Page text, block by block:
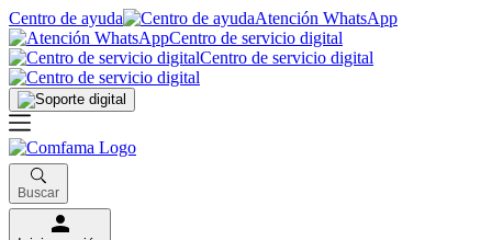
Centro de ayuda
Atención WhatsApp
Centro de servicio digital
Centro de servicio digital
Buscar